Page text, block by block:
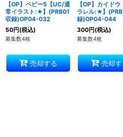
【OP】ベビー5【UC/通
常イラスト:★】(PRB01
収録)OP04-032
50円(税込)
募集数4枚
売却する
【OP】カイド
ラレル:★】
録)OP04-044
300円(税込)
募集数4枚
売却